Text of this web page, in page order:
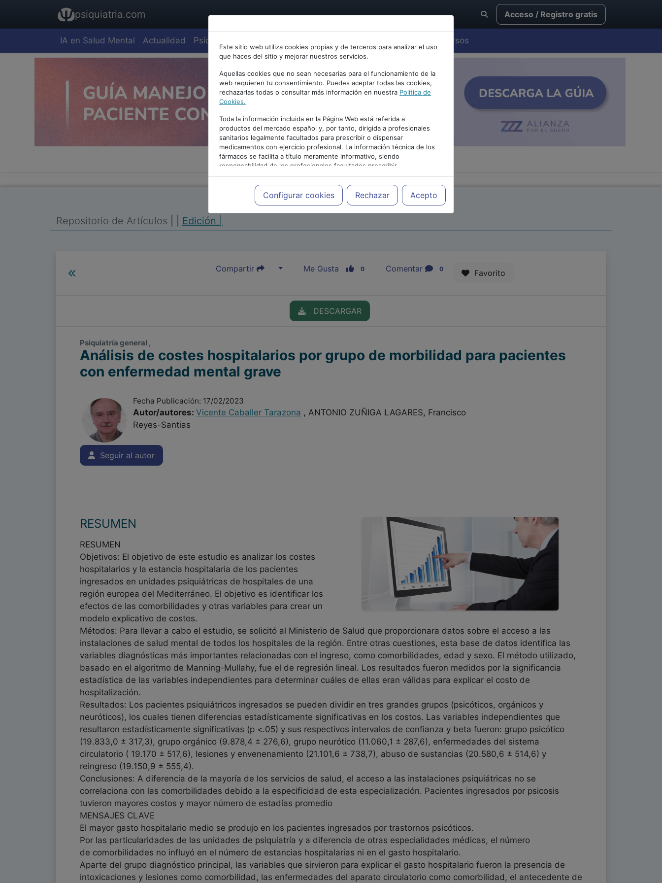
psiquiatria.com Acceso / Registro gratis
IA en Salud Mental Actualidad Psiquiatría Cursos
Este sitio web utiliza cookies propias y de terceros para analizar el uso
que haces del sitio y mejorar nuestros servicios.
Aquellas cookies que no sean necesarias para el funcionamiento de la
web requieren tu consentimiento. Puedes aceptar todas las cookies,
rechazarlas todas o consultar más información en nuestra Política de
Cookies.
Toda la información incluida en la Página Web está referida a
productos del mercado español y, por tanto, dirigida a profesionales
sanitarios legalmente facultados para prescribir o dispensar
medicamentos con ejercicio profesional. La información técnica de los
fármacos se facilita a título meramente informativo, siendo
responsabilidad de los profesionales facultados prescribir
medicamentos y decidir, en cada caso concreto, el tratamiento más
adecuado a las necesidades del paciente.
Configurar cookies Rechazar Acepto
PUBLICIDAD
Repositorio de Artículos Edición |
Compartir Me Gusta 0 Comentar 0 Favorito
DESCARGAR
Psiquiatría general ,
Análisis de costes hospitalarios por grupo de morbilidad para pacientes
con enfermedad mental grave
Fecha Publicación: 17/02/2023
Autor/autores: Vicente Caballer Tarazona , ANTONIO ZUÑIGA LAGARES, Francisco
Reyes-Santias
Seguir al autor
RESUMEN
RESUMEN
Objetivos: El objetivo de este estudio es analizar los costes
hospitalarios y la estancia hospitalaria de los pacientes
ingresados en unidades psiquiátricas de hospitales de una
región europea del Mediterráneo. El objetivo es identificar los
efectos de las comorbilidades y otras variables para crear un
modelo explicativo de costos.
Métodos: Para llevar a cabo el estudio, se solicitó al Ministerio de Salud que proporcionara datos sobre el acceso a las
instalaciones de salud mental de todos los hospitales de la región. Entre otras cuestiones, esta base de datos identifica las
variables diagnósticas más importantes relacionadas con el ingreso, como comorbilidades, edad y sexo. El método utilizado,
basado en el algoritmo de Manning-Mullahy, fue el de regresión lineal. Los resultados fueron medidos por la significancia
estadística de las variables independientes para determinar cuáles de ellas eran válidas para explicar el costo de
hospitalización.
Resultados: Los pacientes psiquiátricos ingresados se pueden dividir en tres grandes grupos (psicóticos, orgánicos y
neuróticos), los cuales tienen diferencias estadísticamente significativas en los costos. Las variables independientes que
resultaron estadísticamente significativas (p <.05) y sus respectivos intervalos de confianza y beta fueron: grupo psicótico
(19.833,0 ± 317,3), grupo orgánico (9.878,4 ± 276,6), grupo neurótico (11.060,1 ± 287,6), enfermedades del sistema
circulatorio ( 19.170 ± 517,6), lesiones y envenenamiento (21.101,6 ± 738,7), abuso de sustancias (20.580,6 ± 514,6) y
reingreso (19.150,9 ± 555,4).
Conclusiones: A diferencia de la mayoría de los servicios de salud, el acceso a las instalaciones psiquiátricas no se
correlaciona con las comorbilidades debido a la especificidad de esta especialización. Pacientes ingresados por psicosis
tuvieron mayores costos y mayor número de estadías promedio
MENSAJES CLAVE
El mayor gasto hospitalario medio se produjo en los pacientes ingresados por trastornos psicóticos.
Por las particularidades de las unidades de psiquiatría y a diferencia de otras especialidades médicas, el número
de comorbilidades no influyó en el número de estancias hospitalarias ni en el gasto hospitalario.
Aparte del grupo diagnóstico principal, las variables que sirvieron para explicar el gasto hospitalario fueron la presencia de
intoxicaciones y lesiones como comorbilidad, las enfermedades del aparato circulatorio como comorbilidad, el antecedente de